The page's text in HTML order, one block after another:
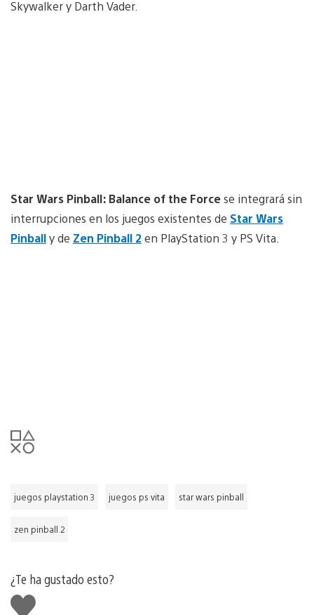
Skywalker y Darth Vader.
Star Wars Pinball: Balance of the Forcese integrará sin
interrupciones en los juegos existentes de Star Wars
Pinbally de Zen Pinball 2en PlayStation 3 y PS Vita.
juegos playstation 3 juegos ps vita star wars pinball
zen pinball 2
¿Te ha gustado esto?
Me